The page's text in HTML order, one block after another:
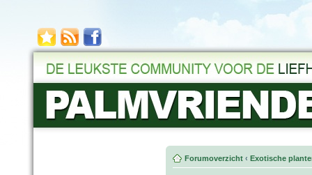
Forumoverzicht ‹ Exotische